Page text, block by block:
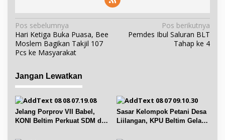
N
a
v
g
a
s
i
p
Pos sebelumnya
Hari Ketiga Buka Puasa, Bee
Moslem Bagikan Takjil 107
Pcs ke Masyarakat
Pos berikutnya
Pemdes Ibul Saluran BLT
Tahap ke 4
Jangan Lewatkan
Jelang Porprov VII Babel,
KONI Beltim Perkuat SDM di
Sasar Kelompok Petani Desa
Liilangan, KPU Beltim Gelar